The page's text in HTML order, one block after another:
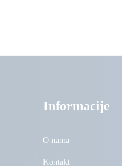
Informacije
O nama
Kontakt